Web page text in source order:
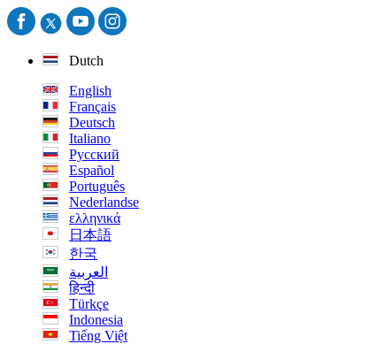
Dutch
English
Français
Deutsch
Italiano
Русский
Español
Português
Nederlandse
ελληνικά
日本語
한국
العربية
हिन्दी
Türkçe
Indonesia
Tiếng Việt